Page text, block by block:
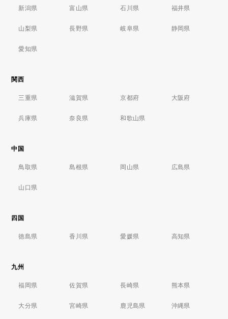
新潟県 富山県 石川県 福井県
山梨県 長野県 岐阜県 静岡県
愛知県
関西
三重県 滋賀県 京都府 大阪府
兵庫県 奈良県 和歌山県
中国
鳥取県 島根県 岡山県 広島県
山口県
四国
徳島県 香川県 愛媛県 高知県
九州
福岡県 佐賀県 長崎県 熊本県
大分県 宮崎県 鹿児島県 沖縄県